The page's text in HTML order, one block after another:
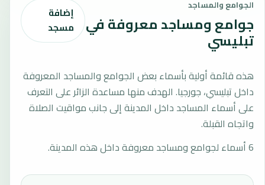
الجوامع والمساجد
جوامع ومساجد معروفة في
تبليسي
إضافة
مسجد
هذه قائمة أولية بأسماء بعض الجوامع والمساجد المعروفة
داخل تبليسي، جورجيا. الهدف منها مساعدة الزائر على التعرف
على أسماء المساجد داخل المدينة إلى جانب مواقيت الصلاة
واتجاه القبلة.
6 أسماء لجوامع ومساجد معروفة داخل هذه المدينة.